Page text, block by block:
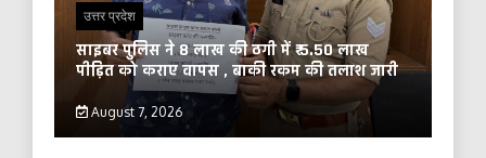
उत्तर प्रदेश
साइबर पुलिस ने 8 लाख की ठगी में ₹ 5.50 लाख
पीड़ित को कराए वापस , बाकी रकम की तलाश जारी
August 7, 2026